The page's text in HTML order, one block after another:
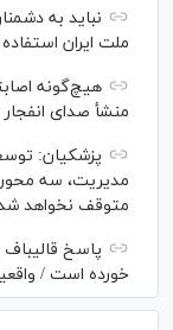
نباید به
ملت ایران
هیچ‌گونه
منشأ صدای
پزشکیان:
مدیریت، سه
متوقف نخواهد
پاسخ
خورده است /